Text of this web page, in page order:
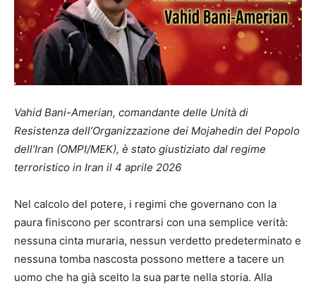
Vahid Bani-Amerian, comandante delle Unità di
Resistenza dell’Organizzazione dei Mojahedin del Popolo
dell’Iran (OMPI/MEK), è stato giustiziato dal regime
terroristico in Iran il 4 aprile 2026
Nel calcolo del potere, i regimi che governano con la
paura finiscono per scontrarsi con una semplice verità:
nessuna cinta muraria, nessun verdetto predeterminato e
nessuna tomba nascosta possono mettere a tacere un
uomo che ha già scelto la sua parte nella storia. Alla